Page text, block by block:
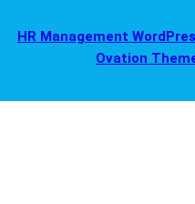
HR Management
Ovation